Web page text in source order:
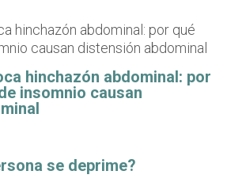
hinchazón abdominal: por
insomnio causan
se deprime?